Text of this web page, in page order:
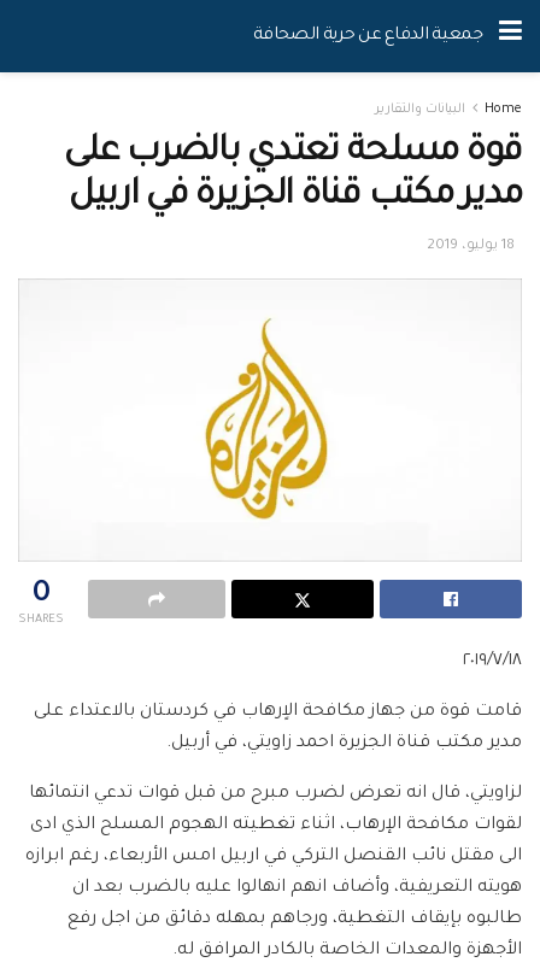
جمعية الدفاع عن حرية الصحافة
Home البيانات والتقارير
قوة مسلحة تعتدي بالضرب على
مدير مكتب قناة الجزيرة في اربيل
18 يوليو، 2019
0
SHARES
٢٠١٩/٧/١٨
قامت قوة من جهاز مكافحة الاٍرهاب في كردستان بالاعتداء على
مدير مكتب قناة الجزيرة احمد زاويتي، في أربيل.
لزاويتي، قال انه تعرض لضرب مبرح من قبل قوات تدعي انتمائها
لقوات مكافحة الإرهاب، اثناء تغطيته الهجوم المسلح الذي ادى
الى مقتل نائب القنصل التركي في اربيل امس الأربعاء، رغم ابرازه
هويته التعريفية، وأضاف انهم انهالوا عليه بالضرب بعد ان
طالبوه بإيقاف التغطية، ورجاهم بمهله دقائق من اجل رفع
الأجهزة والمعدات الخاصة بالكادر المرافق له.